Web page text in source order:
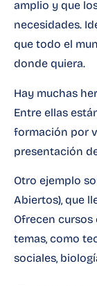
amplio y que
necesidades.
que todo el
donde quiera.
Hay muchas
Entre ellas
formación por
presentación
Otro ejemplo
Abiertos), que
Ofrecen cursos
temas, como
sociales,